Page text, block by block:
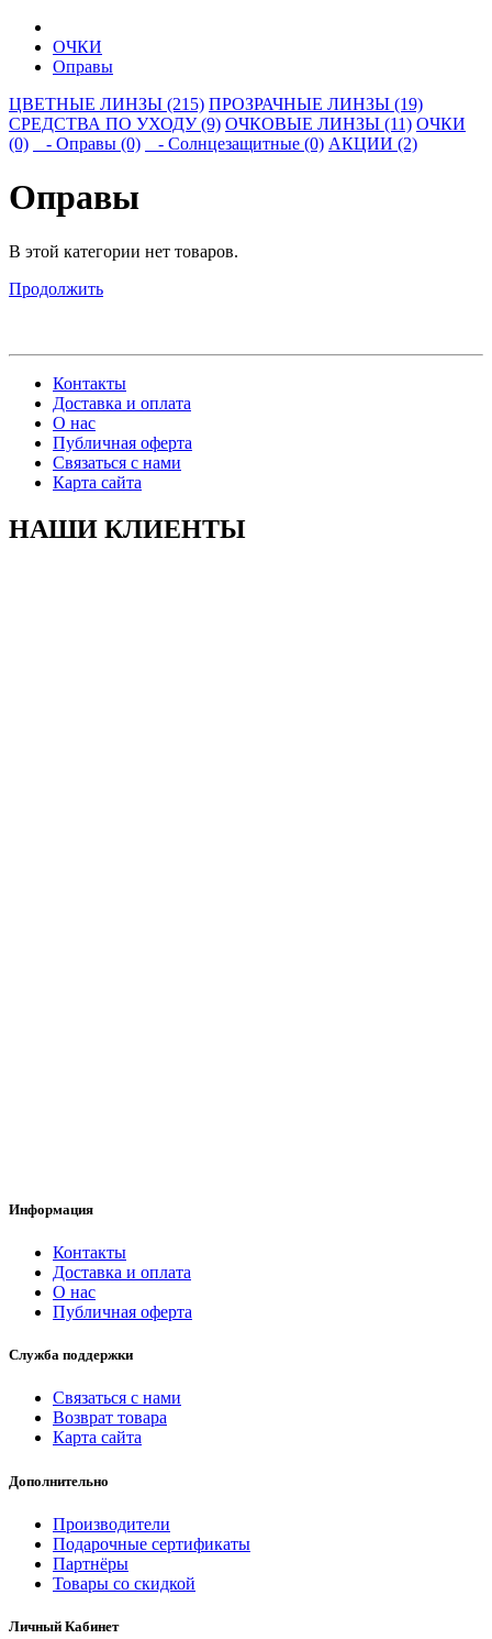
ОЧКИ
Оправы
ЦВЕТНЫЕ ЛИНЗЫ (215) ПРОЗРАЧНЫЕ ЛИНЗЫ (19)
СРЕДСТВА ПО УХОДУ (9) ОЧКОВЫЕ ЛИНЗЫ (11) ОЧКИ
(0)
- Оправы (0) - Солнцезащитные (0) АКЦИИ (2)
Оправы
В этой категории нет товаров.
Продолжить
Контакты
Доставка и оплата
О нас
Публичная оферта
Связаться с нами
Карта сайта
НАШИ КЛИЕНТЫ
Информация
Контакты
Доставка и оплата
О нас
Публичная оферта
Служба поддержки
Связаться с нами
Возврат товара
Карта сайта
Дополнительно
Производители
Подарочные сертификаты
Партнёры
Товары со скидкой
Личный Кабинет